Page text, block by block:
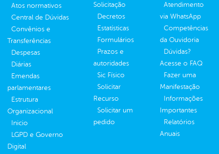
Atos normativos
Central de Dúvidas
Convênios e
Transferências
Despesas
Diárias
Emendas
parlamentares
Estrutura
Organizacional
Inicio
LGPD e Governo
Digital
Solicitação
Decretos
Estatísticas
Formulários
Prazos e
autoridades
Sic Físico
Solicitar
Recurso
Solicitar um
pedido
Atendimento
via WhatsApp
Competências
da Ouvidoria
Dúvidas?
Acesse o FAQ
Fazer uma
Manifestação
Informações
Importantes
Relatórios
Anuais